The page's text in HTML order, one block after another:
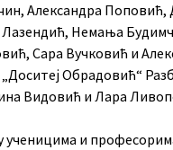
Александра Поповић,
Немања
Сара Вучковић и
Обрадовић“
Видовић и Лара
ученицима и